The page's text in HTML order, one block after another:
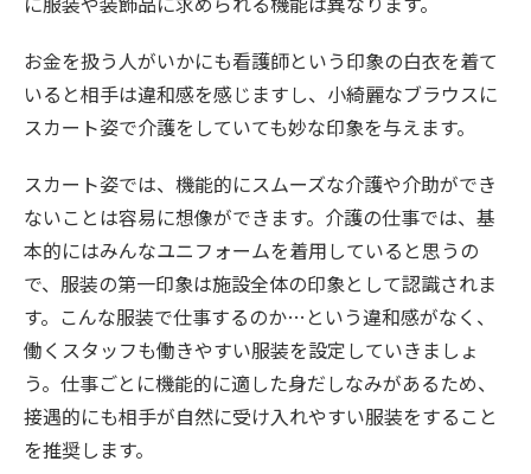
お金を扱う人がいかにも看護師という印象の白衣を着て
いると相手は違和感を感じますし、小綺麗なブラウスに
スカート姿で介護をしていても妙な印象を与えます。
スカート姿では、機能的にスムーズな介護や介助ができ
ないことは容易に想像ができます。介護の仕事では、基
本的にはみんなユニフォームを着用していると思うの
で、服装の第一印象は施設全体の印象として認識されま
す。こんな服装で仕事するのか…という違和感がなく、
働くスタッフも働きやすい服装を設定していきましょ
う。仕事ごとに機能的に適した身だしなみがあるため、
接遇的にも相手が自然に受け入れやすい服装をすること
を推奨します。